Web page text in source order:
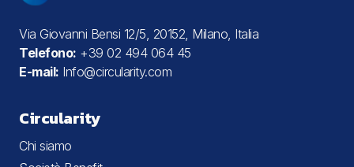
Via Giovanni Bensi 12/5, 20152, Milano, Italia
Telefono: +39 02 494 064 45
E-mail: Info@circularity.com
Circularity
Chi siamo